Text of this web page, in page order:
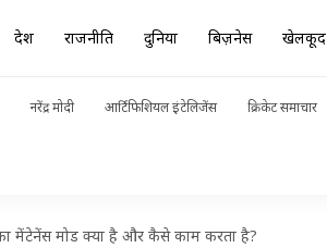
देश राजनीति दुनिया बिज़नेस खेलकूद
नरेंद्र मोदी आर्टिफिशियल इंटेलिजेंस क्रिकेट समाचार
मेंटेनेंस मोड क्या है और कैसे काम करता है?